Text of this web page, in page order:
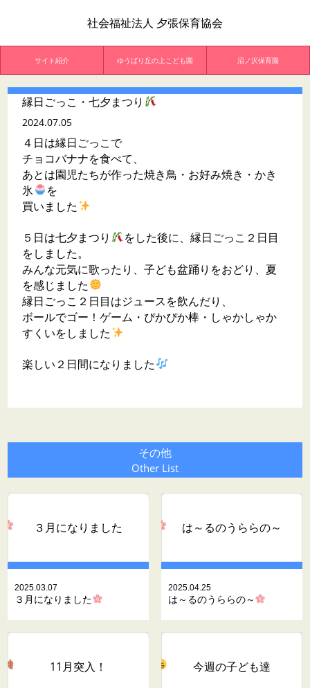
社会福祉法人 夕張保育協会
サイト紹介 ゆうばり丘の上こども園 沼ノ沢保育園
縁日ごっこ・七夕まつり
2024.07.05
４日は縁日ごっこで
チョコバナナを食べて、
あとは園児たちが作った焼き鳥・お好み焼き・かき
氷
を
買いました
５日は七夕まつり
をした後に、縁日ごっこ２日目
をしました。
みんな元気に歌ったり、子ども盆踊りをおどり、夏
を感じました
縁日ごっこ２日目はジュースを飲んだり、
ボールでゴー！ゲーム・ぴかぴか棒・しゃかしゃか
すくいをしました
楽しい２日間になりました
その他
Other List
３月になりました
2025.03.07
３月になりました
は～るのうららの～
2025.04.25
は～るのうららの～
11月突入！ 今週の子ども達